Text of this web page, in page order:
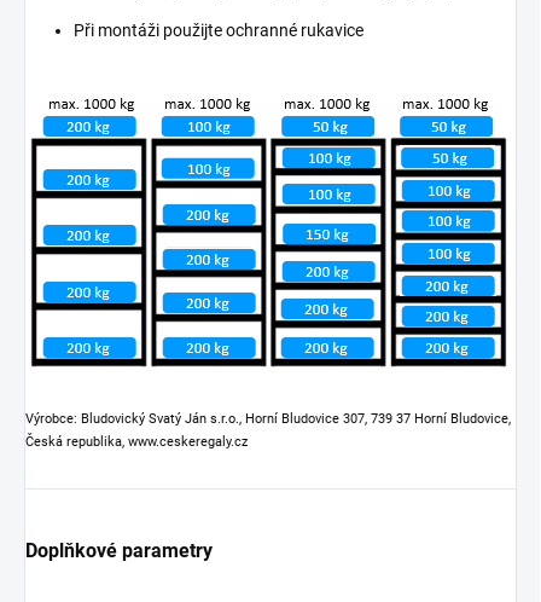
Při montáži použijte ochranné rukavice
Výrobce: Bludovický Svatý Ján s.r.o., Horní Bludovice 307, 739 37 Horní Bludovice,
Česká republika, www.ceskeregaly.cz
Doplňkové parametry